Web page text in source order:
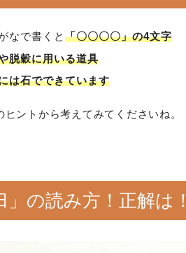
なで書くと 「〇〇〇〇」の4文字
脱穀に用いる道具
は石でできています
ヒントから考えてみてくださいね。
」の読み方！正解は